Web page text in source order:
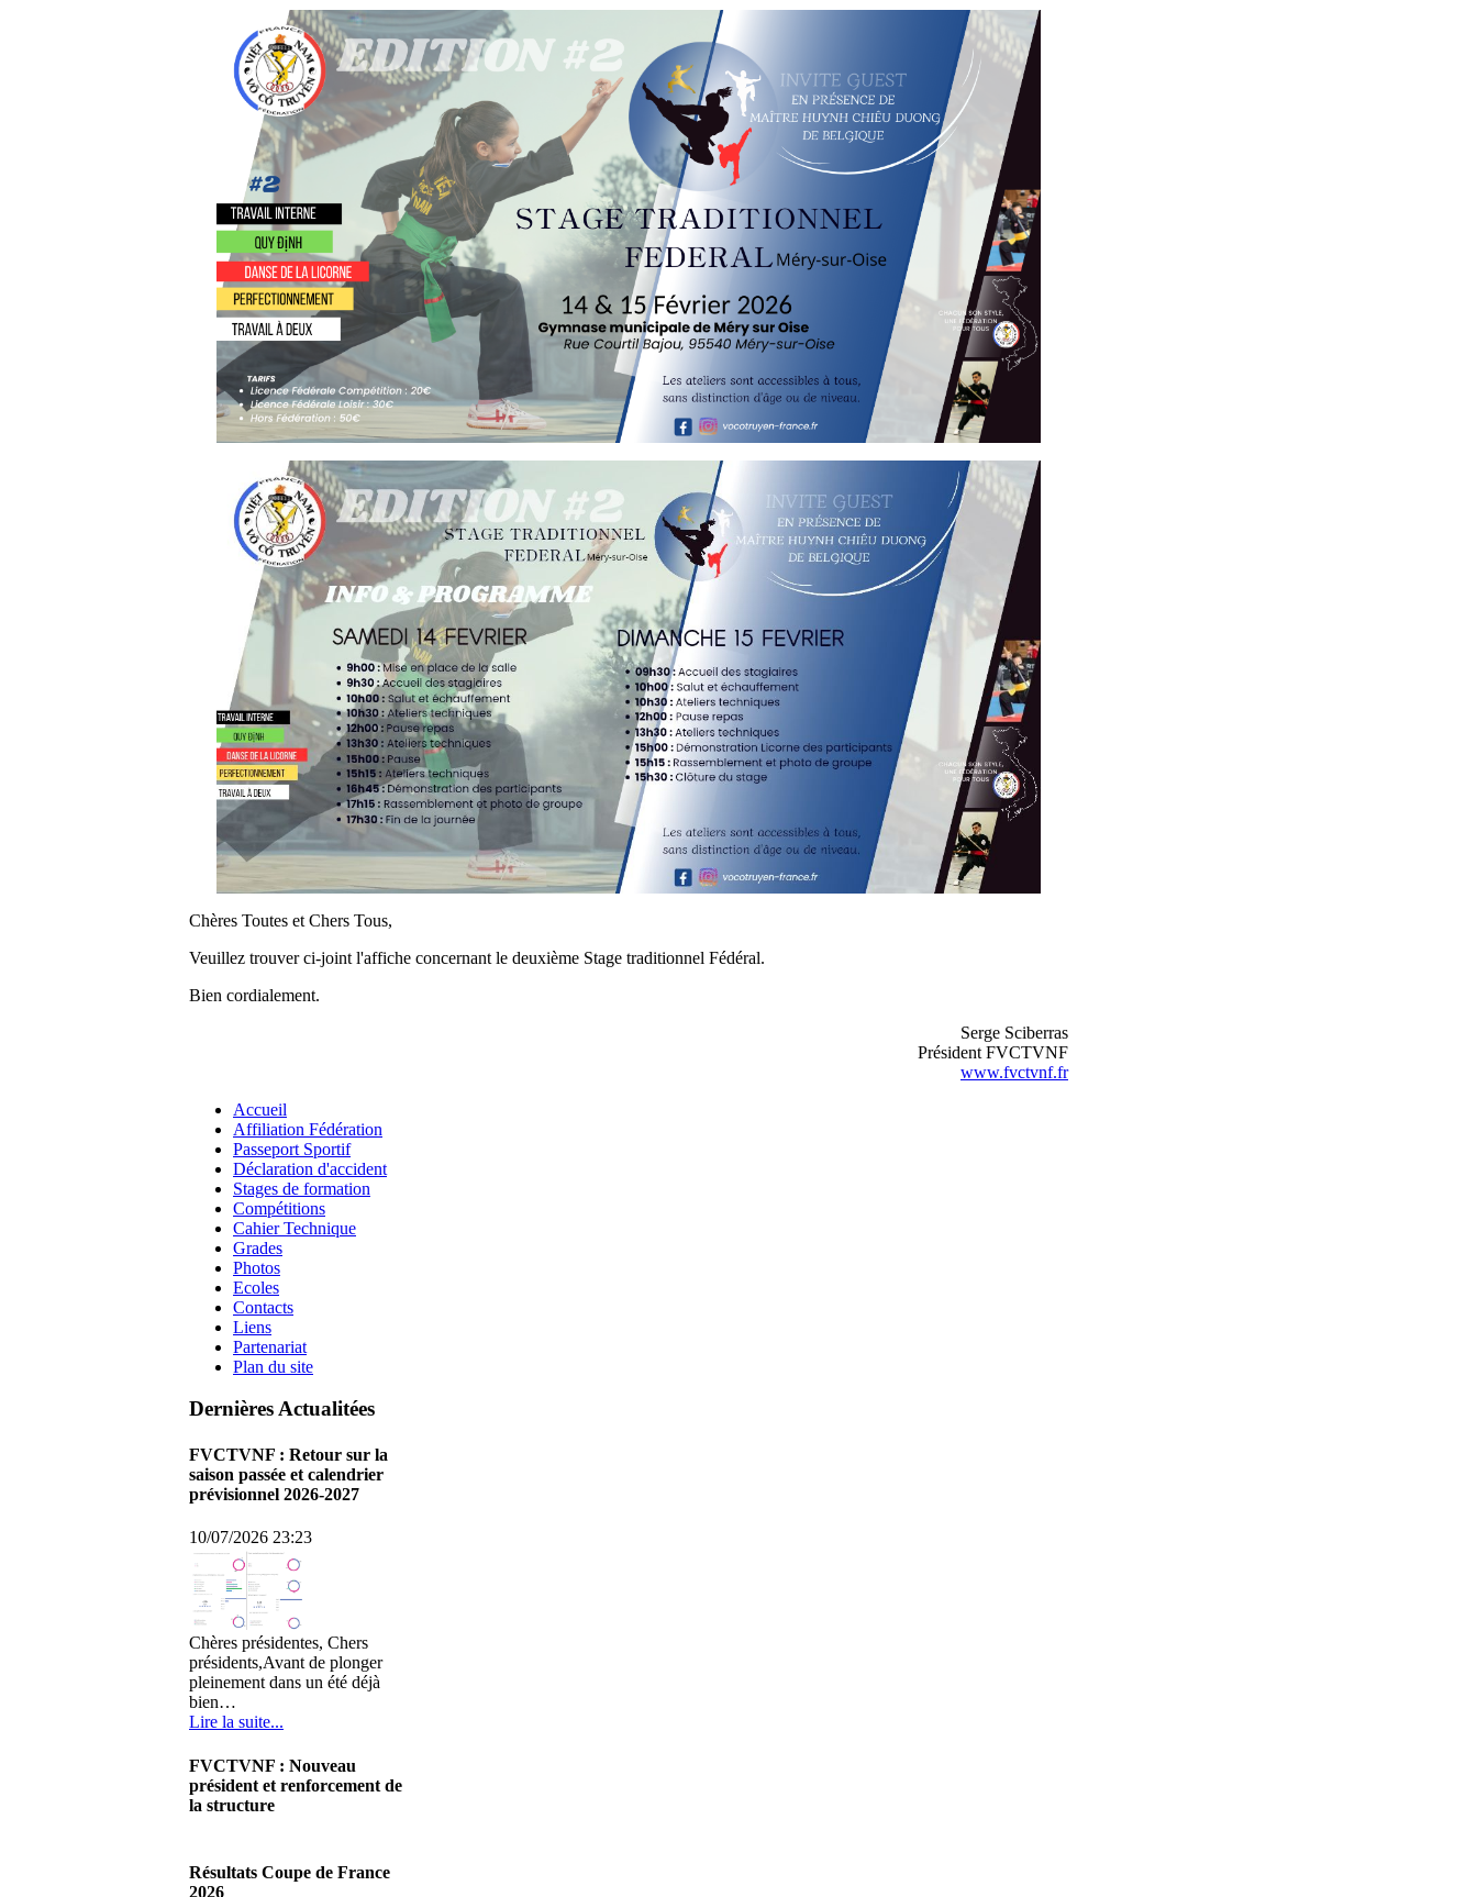
Chères Toutes et Chers Tous,
Veuillez trouver ci-joint l'affiche concernant le deuxième Stage traditionnel Fédéral.
Bien cordialement.
Serge Sciberras
Président FVCTVNF
www.fvctvnf.fr
Accueil
Affiliation Fédération
Passeport Sportif
Déclaration d'accident
Stages de formation
Compétitions
Cahier Technique
Grades
Photos
Ecoles
Contacts
Liens
Partenariat
Plan du site
Dernières Actualitées
FVCTVNF : Retour sur la
saison passée et calendrier
prévisionnel 2026-2027
10/07/2026 23:23
Chères présidentes, Chers
présidents,Avant de plonger
pleinement dans un été déjà
bien…
Lire la suite...
FVCTVNF : Nouveau
président et renforcement de
la structure
Chères Présidentes, chers
Présidents,Ce dimanche 28 juin
Résultats Coupe de France
2026